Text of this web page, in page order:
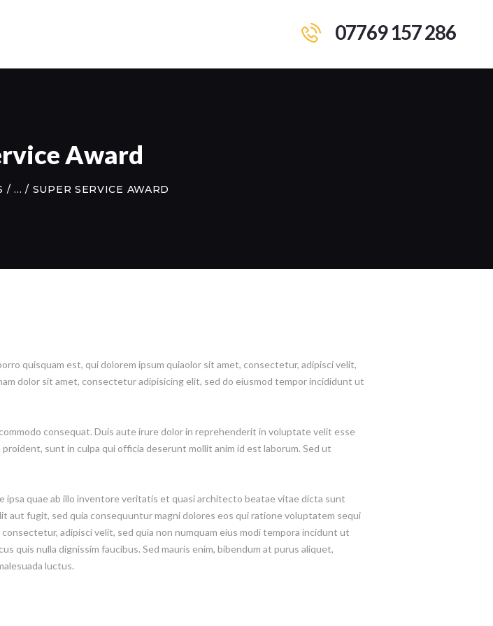
07769 157 286
Award
... SUPER SERVICE AWARD
quisquam est, qui dolorem ipsum quiaolor sit amet, consectetur, adipisci velit,
dolor sit amet, consectetur adipisicing elit, sed do eiusmod tempor incididunt ut
consequat. Duis aute irure dolor in reprehenderit in voluptate velit esse
sunt in culpa qui officia deserunt mollit anim id est laborum. Sed ut
ipsa quae ab illo inventore veritatis et quasi architecto beatae vitae dicta sunt
aut fugit, sed quia consequuntur magni dolores eos qui ratione voluptatem sequi
adipisci velit, sed quia non numquam eius modi tempora incidunt ut
quis nulla dignissim faucibus. Sed mauris enim, bibendum at purus aliquet,
luctus.